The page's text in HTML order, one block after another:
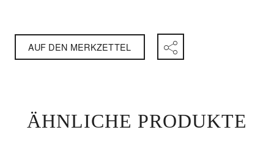
AUF DEN MERKZETTEL
ÄHNLICHE PRODUKTE